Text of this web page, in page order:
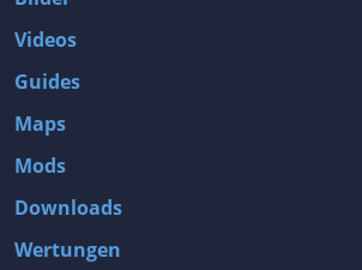
Videos
Guides
Maps
Mods
Downloads
Wertungen